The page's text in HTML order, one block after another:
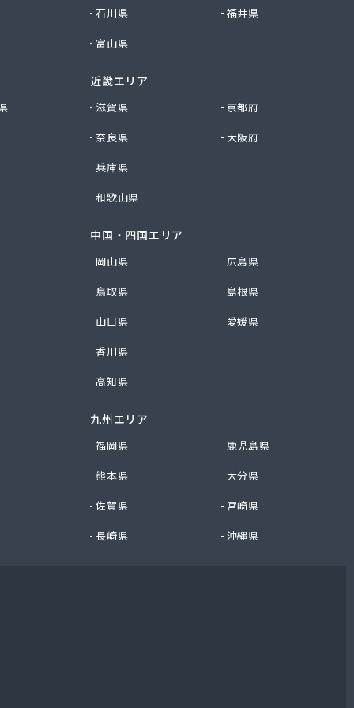
石川県
福井県
富山県
近畿エリア
滋賀県
京都府
奈良県
大阪府
兵庫県
和歌山県
中国・四国エリア
岡山県
広島県
鳥取県
島根県
山口県
愛媛県
香川県
高知県
九州エリア
福岡県
鹿児島県
熊本県
大分県
佐賀県
宮崎県
長崎県
沖縄県